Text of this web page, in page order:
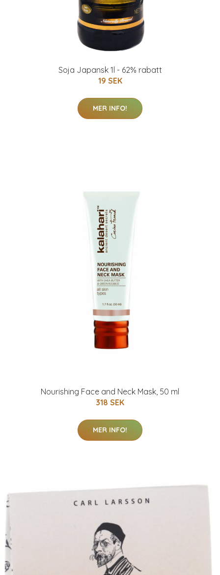
Soja Japansk 1l - 62% rabatt
19 SEK
MER INFO!
Nourishing Face and Neck Mask, 50 ml
318 SEK
MER INFO!